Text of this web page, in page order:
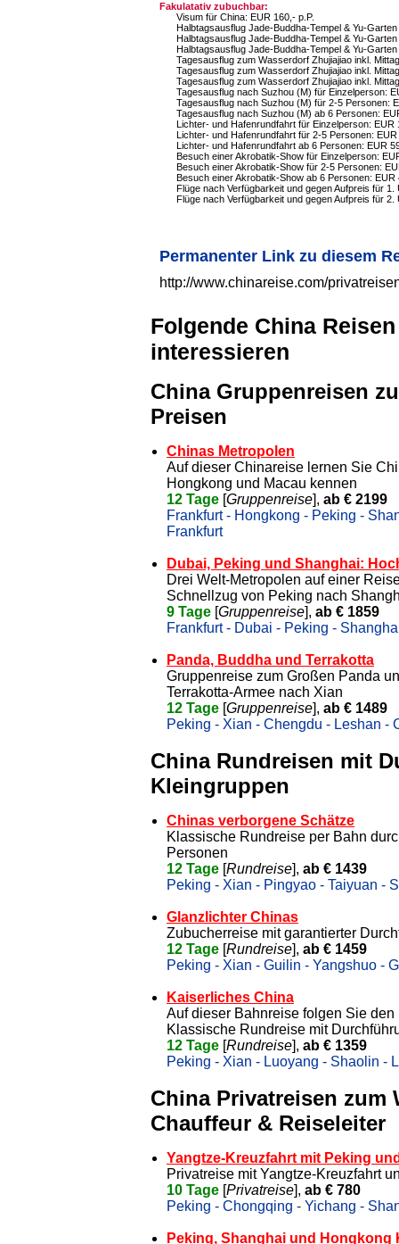
Fakulatativ zubuchbar:
Visum für China: EUR 160,- p.P.
Halbtagsausflug Jade-Buddha-Tempel & Yu-
Halbtagsausflug Jade-Buddha-Tempel & Yu-
Halbtagsausflug Jade-Buddha-Tempel & Yu-
Tagesausflug zum Wasserdorf Zhujiajiao inkl.
Tagesausflug zum Wasserdorf Zhujiajiao inkl.
Tagesausflug zum Wasserdorf Zhujiajiao inkl.
Tagesausflug nach Suzhou (M) für Einzelperson:
Tagesausflug nach Suzhou (M) für 2-5 Personen:
Tagesausflug nach Suzhou (M) ab 6 Personen:
Lichter- und Hafenrundfahrt für Einzelperson: EUR
Lichter- und Hafenrundfahrt für 2-5 Personen: EUR
Lichter- und Hafenrundfahrt ab 6 Personen: EUR
Besuch einer Akrobatik-Show für Einzelperson:
Besuch einer Akrobatik-Show für 2-5 Personen:
Besuch einer Akrobatik-Show ab 6 Personen: EUR
Flüge nach Verfügbarkeit und gegen Aufpreis für 1.
Flüge nach Verfügbarkeit und gegen Aufpreis für 2.
Permanenter Link zu diesem
http://www.chinareise.com/
Folgende China
interessieren
China Gruppenreisen
Preisen
Chinas Metropolen
Auf dieser Chinareise lernen Sie
Hongkong und Macau kennen
12 Tage [Gruppenreise], ab € 2199
Frankfurt - Hongkong - Peking -
Frankfurt
Dubai, Peking und Shanghai:
Drei Welt-Metropolen auf einer
Schnellzug von Peking nach
9 Tage [Gruppenreise], ab € 1859
Frankfurt - Dubai - Peking -
Panda, Buddha und Terrakotta
Gruppenreise zum Großen Panda
Terrakotta-Armee nach Xian
12 Tage [Gruppenreise], ab € 1489
Peking - Xian - Chengdu - Leshan -
China Rundreisen mit
Kleingruppen
Chinas verborgene Schätze
Klassische Rundreise per Bahn
Personen
12 Tage [Rundreise], ab € 1439
Peking - Xian - Pingyao - Taiyuan -
Glanzlichter Chinas
Zubucherreise mit garantierter
12 Tage [Rundreise], ab € 1459
Peking - Xian - Guilin - Yangshuo -
Kaiserliches China
Auf dieser Bahnreise folgen Sie
Klassische Rundreise mit
12 Tage [Rundreise], ab € 1359
Peking - Xian - Luoyang - Shaolin -
China Privatreisen zum
Chauffeur & Reiseleiter
Yangtze-Kreuzfahrt mit Peking
Privatreise mit Yangtze-Kreuzfahrt
10 Tage [Privatreise], ab € 780
Peking - Chongqing - Yichang -
Peking, Shanghai und Hongkong